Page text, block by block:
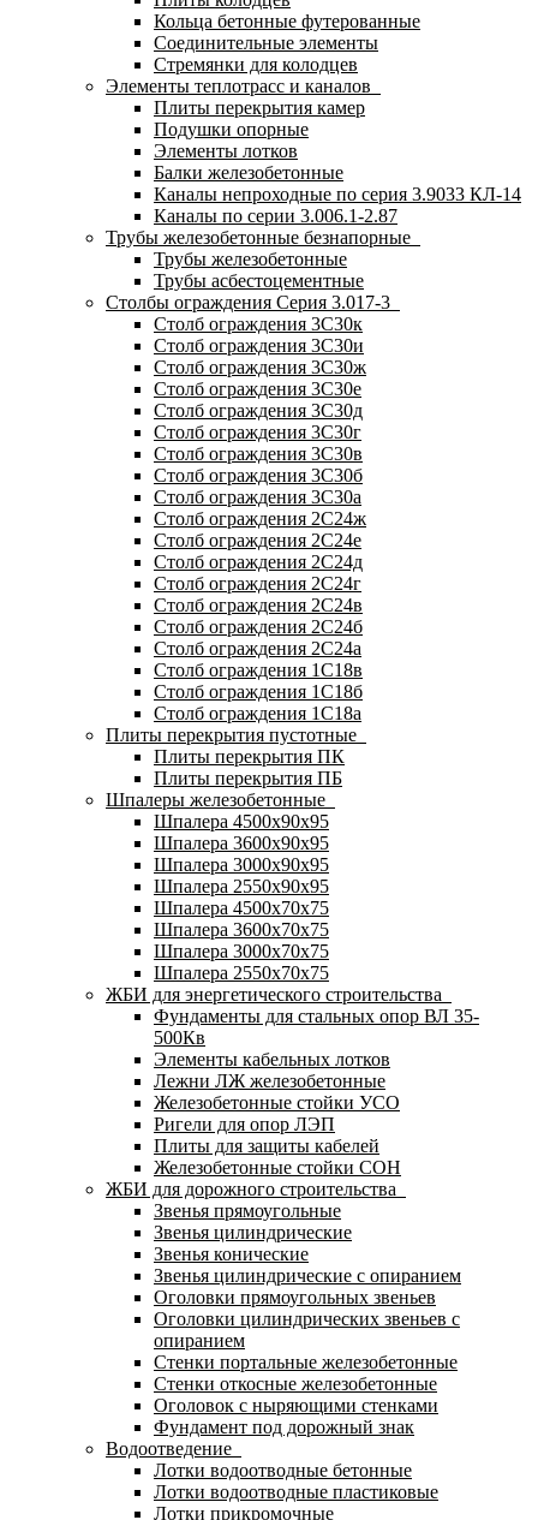
Кольца бетонные футерованные
Соединительные элементы
Стремянки для колодцев
Элементы теплотрасс и каналов
Плиты перекрытия камер
Подушки опорные
Элементы лотков
Балки железобетонные
Каналы непроходные по серия 3.9033 КЛ-14
Каналы по серии 3.006.1-2.87
Трубы железобетонные безнапорные
Трубы железобетонные
Трубы асбестоцементные
Столбы ограждения Серия 3.017-3
Столб ограждения 3С30к
Столб ограждения 3С30и
Столб ограждения 3С30ж
Столб ограждения 3С30е
Столб ограждения 3С30д
Столб ограждения 3С30г
Столб ограждения 3С30в
Столб ограждения 3С30б
Столб ограждения 3С30а
Столб ограждения 2С24ж
Столб ограждения 2С24е
Столб ограждения 2С24д
Столб ограждения 2С24г
Столб ограждения 2С24в
Столб ограждения 2С24б
Столб ограждения 2С24а
Столб ограждения 1С18в
Столб ограждения 1С18б
Столб ограждения 1С18а
Плиты перекрытия пустотные
Плиты перекрытия ПК
Плиты перекрытия ПБ
Шпалеры железобетонные
Шпалера 4500х90х95
Шпалера 3600х90х95
Шпалера 3000х90х95
Шпалера 2550х90х95
Шпалера 4500х70х75
Шпалера 3600х70х75
Шпалера 3000х70х75
Шпалера 2550х70х75
ЖБИ для энергетического строительства
Фундаменты для стальных опор ВЛ 35-
500Кв
Элементы кабельных лотков
Лежни ЛЖ железобетонные
Железобетонные стойки УСО
Ригели для опор ЛЭП
Плиты для защиты кабелей
Железобетонные стойки СОН
ЖБИ для дорожного строительства
Звенья прямоугольные
Звенья цилиндрические
Звенья конические
Звенья цилиндрические с опиранием
Оголовки прямоугольных звеньев
Оголовки цилиндрических звеньев с
опиранием
Стенки портальные железобетонные
Стенки откосные железобетонные
Оголовок с ныряющими стенками
Фундамент под дорожный знак
Водоотведение
Лотки водоотводные бетонные
Лотки водоотводные пластиковые
Лотки прикромочные